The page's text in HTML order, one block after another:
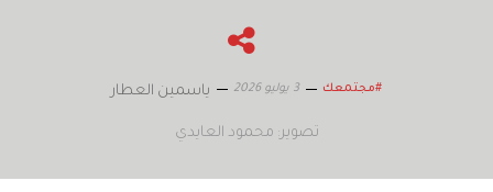
#مجتمعك 3 يوليو 2026 ياسمين العطار
تصوير: محمود العايدي